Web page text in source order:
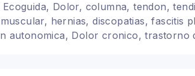
Dolor, columna, tendon,
hernias, discopatias, fascitis
autonomica, Dolor cronico, trastorno